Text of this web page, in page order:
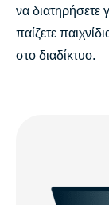
να διατηρήσετε
παίζετε
στο διαδίκτυο.